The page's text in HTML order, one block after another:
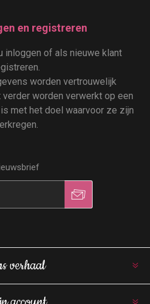
en registreren
inloggen of als nieuwe klant
worden vertrouwelijk
worden verwerkt op een
met het doel waarvoor ze zijn
verhaal